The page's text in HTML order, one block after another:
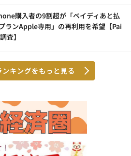
購入者の9割超が「ペイディあと払
ランApple専用」の再利用を希望【Pai
査】
ンキングをもっと見る